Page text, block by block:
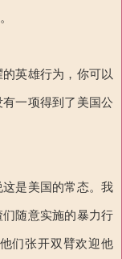
英雄行为，你可以
一项得到了美国公
是美国的常态。我
随意实施的暴力行
们张开双臂欢迎他